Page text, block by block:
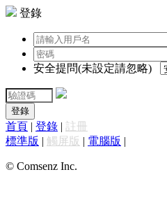
登錄
安全提問(未設定請忽略)
登錄
首頁 | 登錄 | 註冊
標準版 | 觸屏版 | 電腦版 |
© Comsenz Inc.